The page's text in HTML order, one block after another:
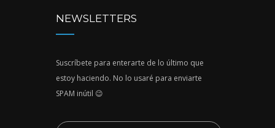
NEWSLETTERS
Suscríbete para enterarte de lo último que
estoy haciendo. No lo usaré para enviarte
SPAM inútil 😉